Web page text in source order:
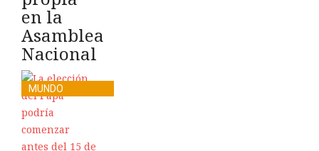
en la
Asamblea
Nacional
MUNDO